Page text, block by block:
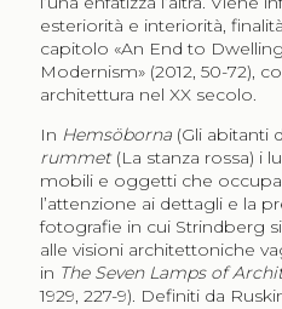
esteriorità e interiorità,
capitolo «An End to
Modernism» (2012, 50-72),
architettura nel XX secolo.
In Hemsöborna(Gli abitanti
rummet(La stanza rossa) i
mobili e oggetti che
l’attenzione ai dettagli e la
fotografie in cui Strindberg
alle visioni architettoniche
in The Seven Lamps of
1929, 227-9). Definiti da